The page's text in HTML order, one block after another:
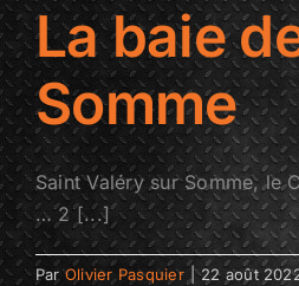
La baie
Somme
Saint Valéry sur Somme, le
… 2 [...]
ParOlivier Pasquier | 22 août